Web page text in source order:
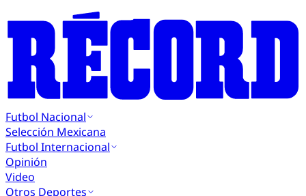
Futbol Nacional
Selección Mexicana
Futbol Internacional
Opinión
Video
Otros Deportes